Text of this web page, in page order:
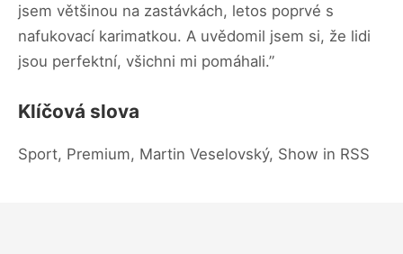
jsem většinou na zastávkách, letos poprvé s
nafukovací karimatkou. A uvědomil jsem si, že lidi
jsou perfektní, všichni mi pomáhali.”
Klíčová slova
Sport, Premium, Martin Veselovský, Show in RSS